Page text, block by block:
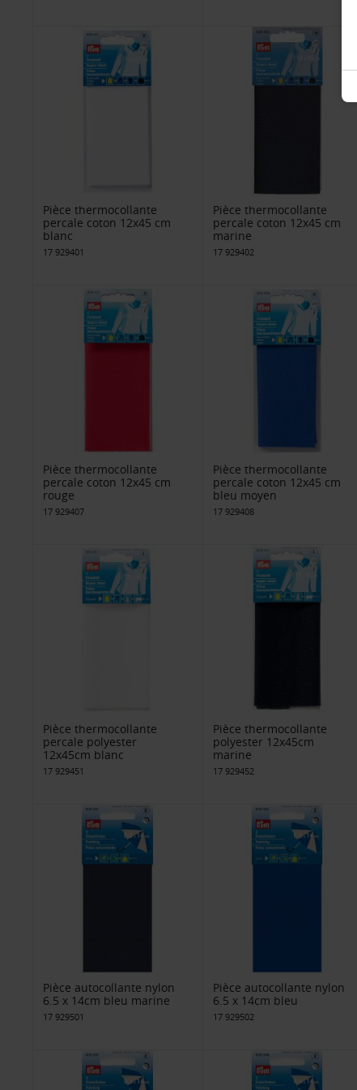
Pièce thermocollante
percale coton 12x45 cm
blanc
17 929401
Pièce thermocollante
percale coton 12x45 cm
marine
17 929402
Pièce thermocollante
percale coton 12x45 cm
rouge
17 929407
Pièce thermocollante
percale coton 12x45 cm
bleu moyen
17 929408
Pièce thermocollante
percale polyester
12x45cm blanc
17 929451
Pièce thermocollante
polyester 12x45cm
marine
17 929452
Pièce autocollante nylon
6.5 x 14cm bleu marine
17 929501
Pièce autocollante nylon
6.5 x 14cm bleu
17 929502